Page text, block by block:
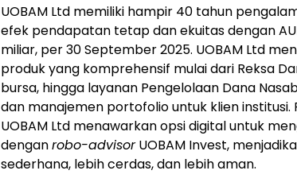
UOBAM Ltd memiliki hampir 40 tahun
efek pendapatan tetap dan ekuitas dengan
miliar, per30 September 2025. UOBAM Ltd
produk yang komprehensif mulai dari Reksa
bursa, hingga layanan Pengelolaan Dana
dan manajemen portofolio untuk klien institusi.
UOBAM Ltd menawarkan opsi digital untuk
denganrobo-advisorUOBAM Invest,
sederhana, lebih cerdas, dan lebih aman.